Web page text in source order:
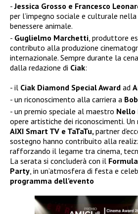
Jessica Grosso e Francesco
per l’impegno sociale e culturale
benessere animale.
Guglielmo Marchetti, produttore
contributo alla produzione
internazionale. Sempre durante la
dalla redazione di Ciak:
il Ciak Diamond Special Award ad
un riconoscimento alla carriera a
un premio speciale al maestro Nello
opere artistiche dei riconoscimenti.
AIXI Smart TV e TaTaTu,partner
sostegno hanno contribuito alla
rafforzando il legame tra cinema,
La serata si concluderà con il
Party, in un’atmosfera di festa e
programma dell’evento